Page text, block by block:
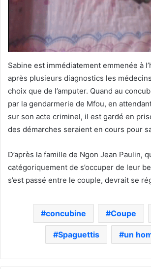
Sabine est immédiatement emmenée à
après plusieurs diagnostics les médecins
choix que de l’amputer. Quand au
par la gendarmerie de Mfou, en
sur son acte criminel, il est gardé en
des démarches seraient en cours pour
D’après la famille de Ngon Jean Paulin,
catégoriquement de s’occuper de leur
s’est passé entre le couple, devrait se
concubine Coupe
Spaguettis un